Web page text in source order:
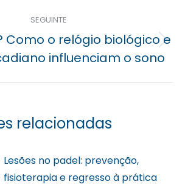
SEGUINTE
Próximo
post:
Como o relógio biológico e
influenciam o sono
relacionadas
Lesões no padel: prevenção,
fisioterapia e regresso à prática